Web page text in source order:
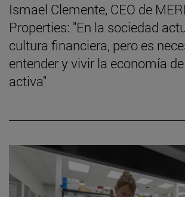
Ismael Clemente, CEO de
Properties: "En la sociedad
cultura financiera, pero es
entender y vivir la economía
activa"